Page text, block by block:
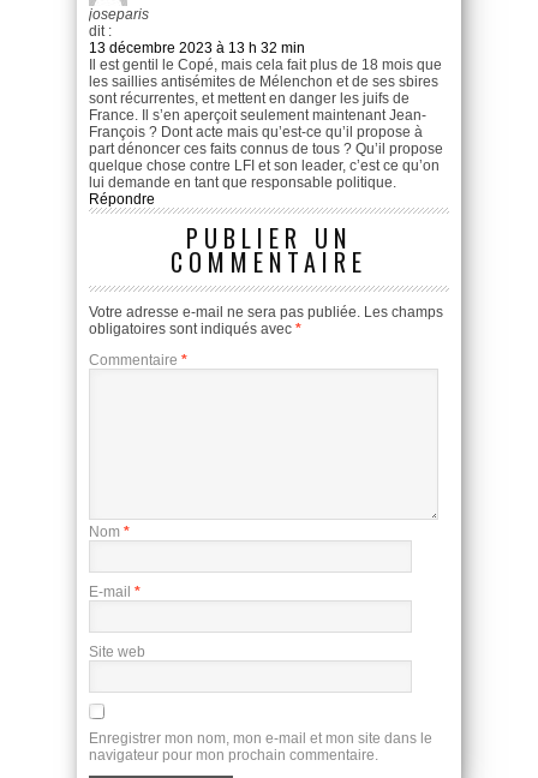
joseparis
dit :
13 décembre 2023 à 13 h 32 min
Il est gentil le Copé, mais cela fait plus de 18 mois que
les saillies antisémites de Mélenchon et de ses sbires
sont récurrentes, et mettent en danger les juifs de
France. Il s’en aperçoit seulement maintenant Jean-
François ? Dont acte mais qu’est-ce qu’il propose à
part dénoncer ces faits connus de tous ? Qu’il propose
quelque chose contre LFI et son leader, c’est ce qu’on
lui demande en tant que responsable politique.
Répondre
PUBLIER UN
COMMENTAIRE
Votre adresse e-mail ne sera pas publiée. Les champs
obligatoires sont indiqués avec *
Commentaire *
Nom *
E-mail *
Site web
Enregistrer mon nom, mon e-mail et mon site dans le
navigateur pour mon prochain commentaire.